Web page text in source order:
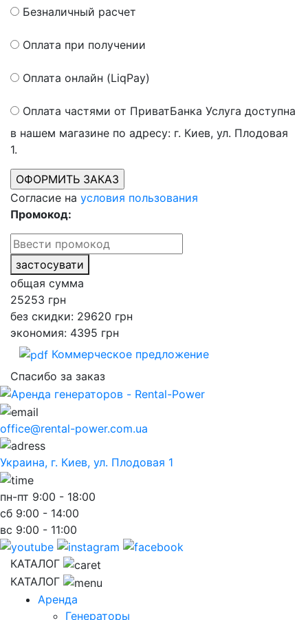
Безналичный расчет
Оплата при получении
Оплата онлайн (LiqPay)
Оплата частями от ПриватБанка Услуга доступна
в нашем магазине по адресу: г. Киев, ул. Плодовая
1.
Согласие на условия пользования
Промокод:
застосувати
общая сумма
25253 грн
без скидки: 29620 грн
экономия: 4395 грн
Коммерческое предложение
Спасибо за заказ
office@rental-power.com.ua
Украина, г. Киев, ул. Плодовая 1
пн-пт 9:00 - 18:00
сб 9:00 - 14:00
вс 9:00 - 11:00
КАТАЛОГ
КАТАЛОГ
Аренда
Генераторы